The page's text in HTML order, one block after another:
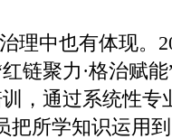
理中也有体现。
链聚力·格治赋
，通过系统性专
把所学知识运用